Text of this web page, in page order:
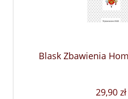
Blask Zbawienia
29,90 zł